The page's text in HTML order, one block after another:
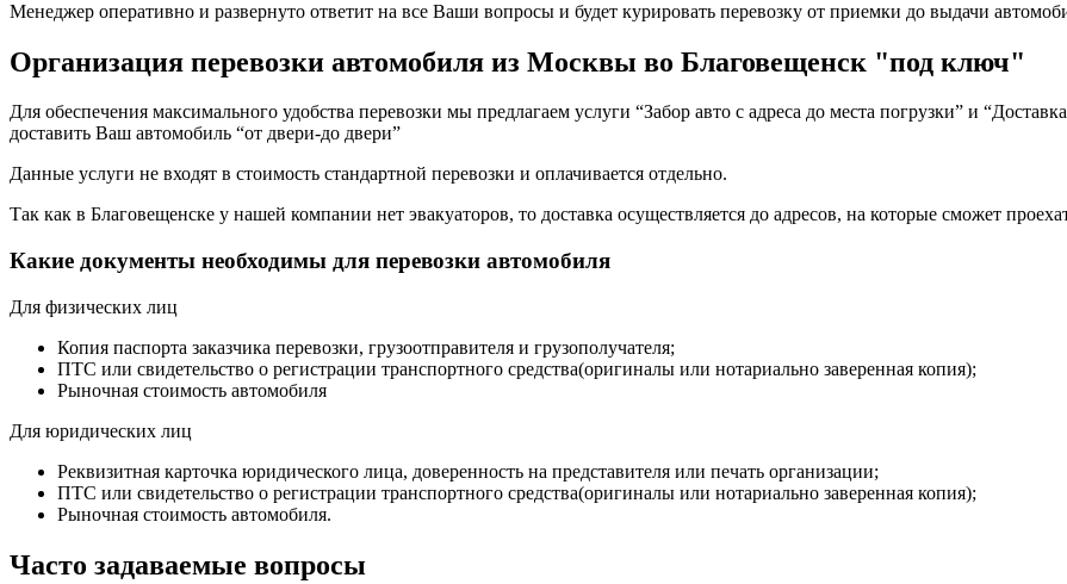
Менеджер оперативно и развернуто ответит на все Ваши вопросы и будет курировать перевозку от приемки до выдачи
Организация перевозки автомобиля из Москвы во Благовещенск "под ключ"
Для обеспечения максимального удобства перевозки мы предлагаем услуги “Забор авто с адреса до места погрузки” и
доставить Ваш автомобиль “от двери-до двери”
Данные услуги не входят в стоимость стандартной перевозки и оплачивается отдельно.
Так как в Благовещенске у нашей компании нет эвакуаторов, то доставка осуществляется до адресов, на которые сможет
Какие документы необходимы для перевозки автомобиля
Для физических лиц
Копия паспорта заказчика перевозки, грузоотправителя и грузополучателя;
ПТС или свидетельство о регистрации транспортного средства(оригиналы или нотариально заверенная копия);
Рыночная стоимость автомобиля
Для юридических лиц
Реквизитная карточка юридического лица, доверенность на представителя или печать организации;
ПТС или свидетельство о регистрации транспортного средства(оригиналы или нотариально заверенная копия);
Рыночная стоимость автомобиля.
Часто задаваемые вопросы